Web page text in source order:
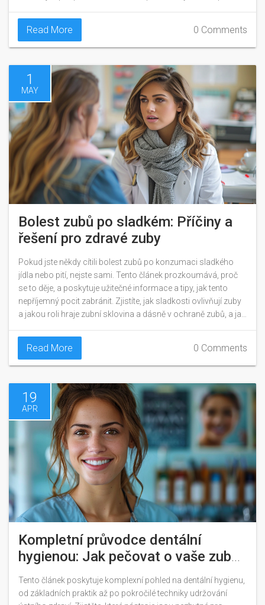
Read More 0 Comments
1
MAY
Bolest zubů po sladkém: Příčiny a
řešení pro zdravé zuby
Pokud jste někdy cítili bolest zubů po konzumaci sladkého
jídla nebo pití, nejste sami. Tento článek prozkoumává, proč
se to děje, a poskytuje užitečné informace a tipy, jak tento
nepříjemný pocit zabránit. Zjistíte, jak sladkosti ovlivňují zuby
a jakou roli hraje zubní sklovina a dásně v ochraně zubů, a jak
Read More 0 Comments
19
APR
Kompletní průvodce dentální
hygienou: Jak pečovat o vaše zuby
efektivně
Tento článek poskytuje komplexní pohled na dentální hygienu,
od základních praktik až po pokročilé techniky udržování